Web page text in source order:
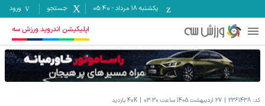
یکشنبه ۱۸ مرداد -
05:40 جستجو ورود
اپلیکیشن اندروید ورزش سه
کد: 2361438 27 اردیبهشت 1405 ساعت 03:30 40K بازدید